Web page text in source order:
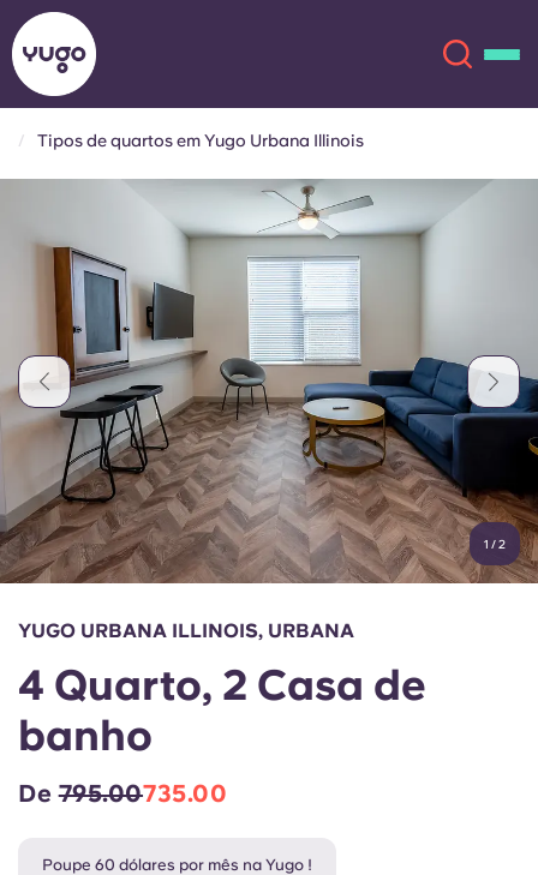
Localizações
Mais
Conta Língua
English (GB)
Chinese
Selecione um país
Iniciar sessão
Reservar agora
English (US)
Español
Català Deutsch
Italian French
Portuguese
Tipos de quartos em Yugo Urbana Illinois
1 /2
YUGO URBANA ILLINOIS, URBANA
4 Quarto, 2 Casa de
banho
De795.00735.00
Poupe 60 dólares por mês na Yugo !